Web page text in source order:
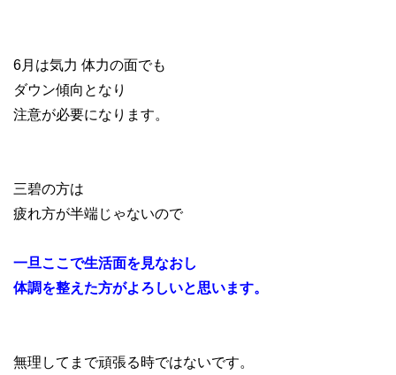
6月は気力 体力の面でも
ダウン傾向となり
注意が必要になります。
三碧の方は
疲れ方が半端じゃないので
一旦ここで生活面を見なおし
体調を整えた方がよろしいと思います。
無理してまで頑張る時ではないです。